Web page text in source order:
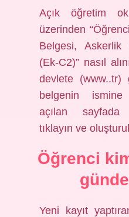
Açık öğretim
üzerinden
Belgesi, Askerlik
(Ek-C2)” nasıl
devlete (www..tr)
belgenin ismine
açılan sayfada
tıklayın ve
Öğrenci
Yeni kayıt